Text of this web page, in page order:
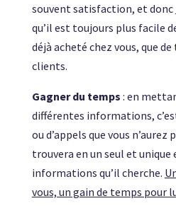
souvent satisfaction, et donc
qu’il est toujours plus facile
déjà acheté chez vous, que
clients.
Gagner du temps : en
différentes informations,
ou d’appels que vous
trouvera en un seul et
informations qu’il cherche.
vous, un gain de temps pour